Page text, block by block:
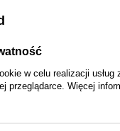
zł
w celu realizacji usług
przeglądarce. Więcej